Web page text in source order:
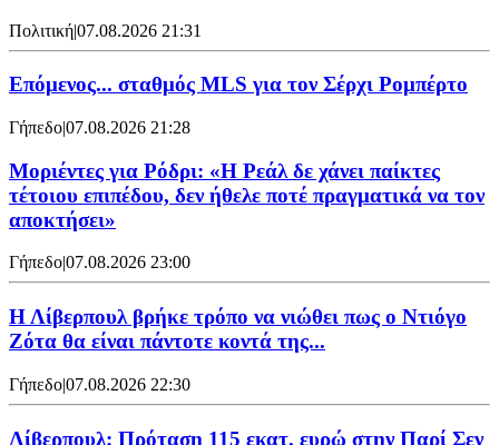
Πολιτική|07.08.2026 21:31
Επόμενος... σταθμός MLS για τον Σέρχι Ρομπέρτο
Γήπεδο|07.08.2026 21:28
Μοριέντες για Ρόδρι: «Η Ρεάλ δε χάνει παίκτες
τέτοιου επιπέδου, δεν ήθελε ποτέ πραγματικά να τον
αποκτήσει»
Γήπεδο|07.08.2026 23:00
Η Λίβερπουλ βρήκε τρόπο να νιώθει πως ο Ντιόγο
Ζότα θα είναι πάντοτε κοντά της...
Γήπεδο|07.08.2026 22:30
Λίβερπουλ: Πρόταση 115 εκατ. ευρώ στην Παρί Σεν